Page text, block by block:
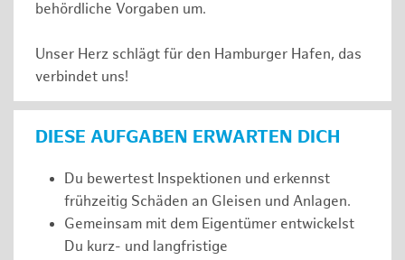
behördliche Vorgaben um.
Unser Herz schlägt für den Hamburger Hafen, das
verbindet uns!
DIESE AUFGABEN ERWARTEN DICH
Du bewertest Inspektionen und erkennst
frühzeitig Schäden an Gleisen und Anlagen.
Gemeinsam mit dem Eigentümer entwickelst
Du kurz- und langfristige